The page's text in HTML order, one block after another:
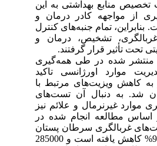
منابع بهداشتی به این
از مواجهه کادر درمان و
بنابراین، تمام جنبه‌های کنترل
تشخیص، درمان و
تحت تأثیر قرار گرفتند.
منتشر شده در طی همه‌گیری
مدیریت موارد اورژانسی تاکید
کاهش ویزیت‌های مرتبط با
شد. به دنبال آن تست‌های
موارد غیرنرمال و علائم نیز
مطالعه انجام شده در
غربالگری سرطان پستان
و دهانه رحم تا 94% کاهش یافته است و 285000